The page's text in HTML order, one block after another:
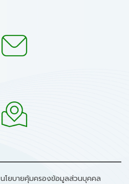
นโยบายคุ้มครองข้อมูลส่วนบุคคล